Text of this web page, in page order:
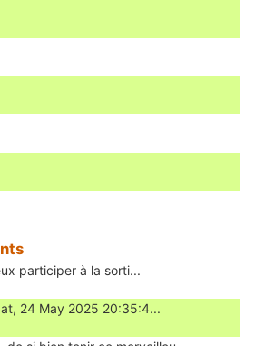
participer à la sorti...
24 May 2025 20:35:4...